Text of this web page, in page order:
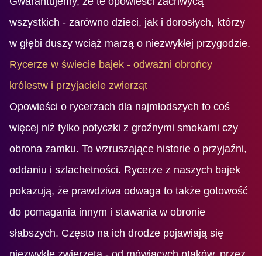
wszystkich - zarówno dzieci, jak i dorosłych, którzy
w głębi duszy wciąż marzą o niezwykłej przygodzie.
Rycerze w świecie bajek - odważni obrońcy
królestw i przyjaciele zwierząt
Opowieści o rycerzach dla najmłodszych to coś
więcej niż tylko potyczki z groźnymi smokami czy
obrona zamku. To wzruszające historie o przyjaźni,
oddaniu i szlachetności. Rycerze z naszych bajek
pokazują, że prawdziwa odwaga to także gotowość
do pomagania innym i stawania w obronie
słabszych. Często na ich drodze pojawiają się